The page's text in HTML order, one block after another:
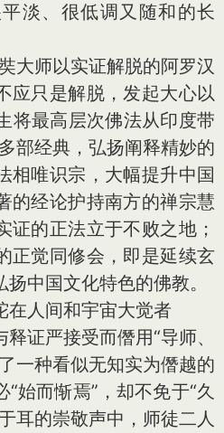
淡、很低调又随和的长
师以实证解脱的阿罗汉
应只是解脱，发起大心以
将最高层次佛法从印度带
部经典，弘扬阐释精妙的
相唯识宗，大幅提升中国
的经论护持南方的禅宗慧
证的正法立于不败之地；
正觉同修会，即是延续玄
中国文化特色的佛教。
人间和宇宙大觉者
严接受而僭用“导师、
一种看似无知实为僭越的
始而惭焉”，却不免于“久
耳的崇敬声中，师徒二人